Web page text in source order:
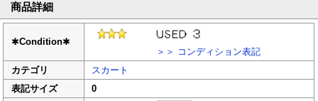
商品詳細
✱Condition✱
＞＞ コンディション表記
カテゴリ
スカート
表記サイズ
0